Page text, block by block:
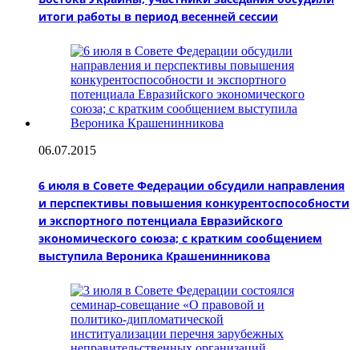
итоги работы в период весенней сессии
06.07.2015
6 июля в Совете Федерации обсудили направления
и перспективы повышения конкурентоспособности
и экспортного потенциала Евразийского
экономического союза; с кратким сообщением
выступила Вероника Крашенинникова